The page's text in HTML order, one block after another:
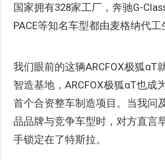
国家拥有328家工厂，奔驰G-
PACE等知名车型都由麦格纳代工
我们眼前的这辆ARCFOX极狐αT
智造基地，ARCFOX极狐αT也成
首个合资整车制造项目。当我问
品品牌与竞争车型时，对方直言
手锁定在了特斯拉。